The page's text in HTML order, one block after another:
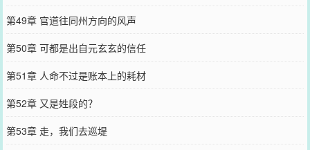
第49章 官道往同州方向的风声
第50章 可都是出自元玄玄的信任
第51章 人命不过是账本上的耗材
第52章 又是姓段的？
第53章 走，我们去巡堤